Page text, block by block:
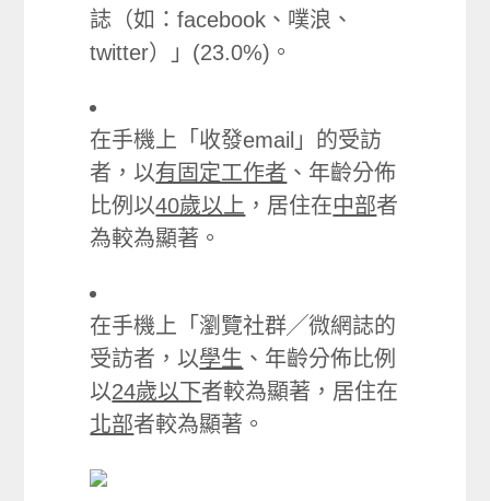
誌（如：facebook、噗浪、
twitter）」(23.0%)。
在手機上「收發email」的受訪
者，以有固定工作者 、年齡分佈
比例以40歲以上 ，居住在中部者
為較為顯著。
在手機上「瀏覽社群╱微網誌的
受訪者，以學生 、年齡分佈比例
以24歲以下者較為顯著，居住在
北部者較為顯著。